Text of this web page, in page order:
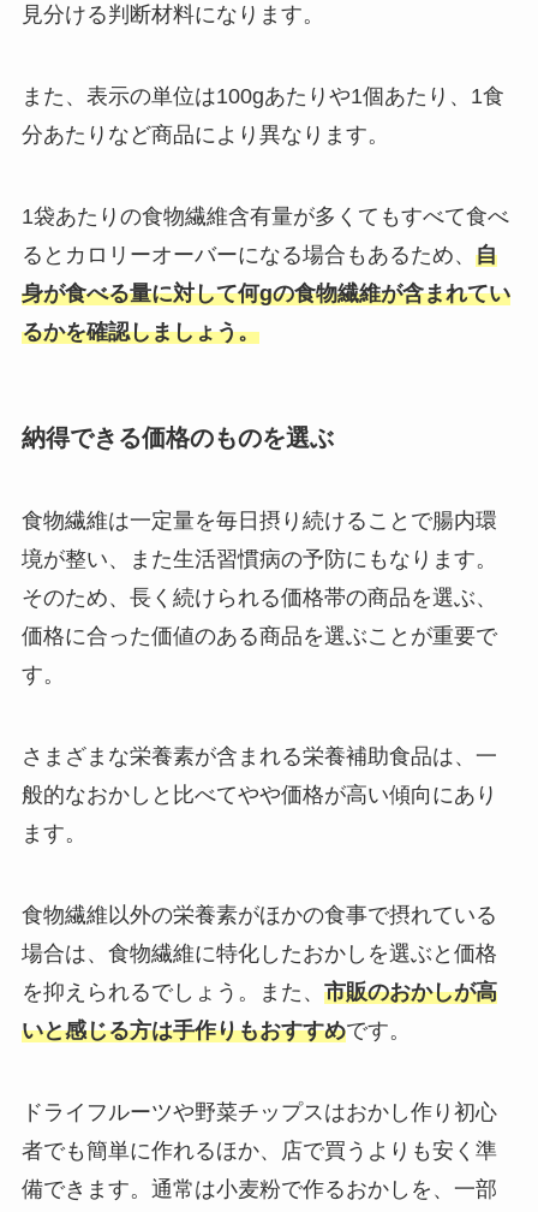
見分ける判断材料になります。
また、表示の単位は100gあたりや1個あたり、1食
分あたりなど商品により異なります。
1袋あたりの食物繊維含有量が多くてもすべて食べ
るとカロリーオーバーになる場合もあるため、 自
身が食べる量に対して何gの食物繊維が含まれてい
るかを確認しましょう。
納得できる価格のものを選ぶ
食物繊維は一定量を毎日摂り続けることで腸内環
境が整い、また生活習慣病の予防にもなります。
そのため、長く続けられる価格帯の商品を選ぶ、
価格に合った価値のある商品を選ぶことが重要で
す。
さまざまな栄養素が含まれる栄養補助食品は、一
般的なおかしと比べてやや価格が高い傾向にあり
ます。
食物繊維以外の栄養素がほかの食事で摂れている
場合は、食物繊維に特化したおかしを選ぶと価格
を抑えられるでしょう。また、 市販のおかしが高
いと感じる方は手作りもおすすめです。
ドライフルーツや野菜チップスはおかし作り初心
者でも簡単に作れるほか、店で買うよりも安く準
備できます。通常は小麦粉で作るおかしを、一部